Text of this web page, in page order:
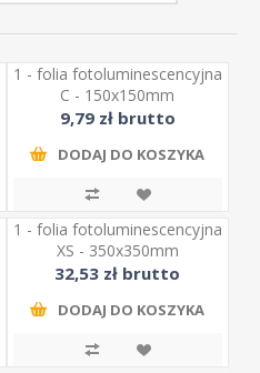
1 - folia fotoluminescencyjna
C - 150x150mm
9,79 zł brutto
DODAJ DO KOSZYKA
1 - folia fotoluminescencyjna
XS - 350x350mm
32,53 zł brutto
DODAJ DO KOSZYKA